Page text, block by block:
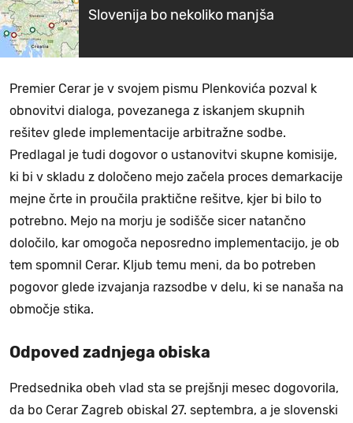
Slovenija bo nekoliko manjša
Premier Cerar je v svojem pismu Plenkovića pozval k
obnovitvi dialoga, povezanega z iskanjem skupnih
rešitev glede implementacije arbitražne sodbe.
Predlagal je tudi dogovor o ustanovitvi skupne komisije,
ki bi v skladu z določeno mejo začela proces demarkacije
mejne črte in proučila praktične rešitve, kjer bi bilo to
potrebno. Mejo na morju je sodišče sicer natančno
določilo, kar omogoča neposredno implementacijo, je ob
tem spomnil Cerar. Kljub temu meni, da bo potreben
pogovor glede izvajanja razsodbe v delu, ki se nanaša na
območje stika.
Odpoved zadnjega obiska
Predsednika obeh vlad sta se prejšnji mesec dogovorila,
da bo Cerar Zagreb obiskal 27. septembra, a je slovenski